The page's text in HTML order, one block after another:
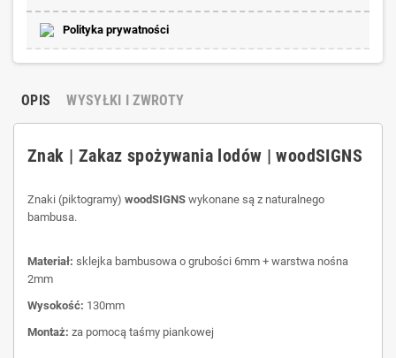
Polityka prywatności
OPIS WYSYŁKI I ZWROTY
Znak | Zakaz spożywania lodów | woodSIGNS
Znaki (piktogramy) woodSIGNS wykonane są z naturalnego
bambusa.
Materiał: sklejka bambusowa o grubości 6mm + warstwa nośna
2mm
Wysokość: 130mm
Montaż: za pomocą taśmy piankowej